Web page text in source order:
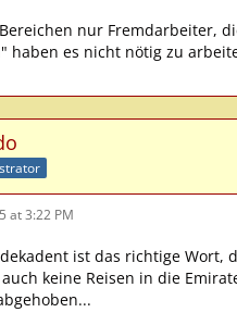
nur Fremdarbeiter,
haben es nicht nötig zu
at 3:22 PM
ist das richtige Wort,
keine Reisen in die